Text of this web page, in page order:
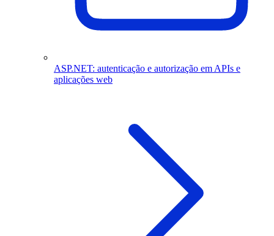
ASP.NET: autenticação e autorização em APIs e
aplicações web